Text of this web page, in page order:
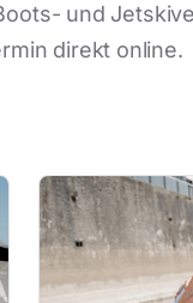
und
direkt online.